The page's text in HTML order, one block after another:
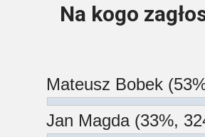
Na kogo
Mateusz Bobek
Jan Magda (33%,